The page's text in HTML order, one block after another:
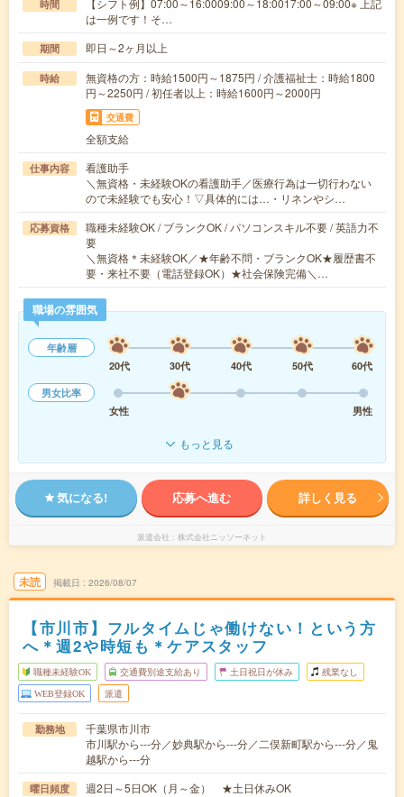
時間
【シフト例】07:00～16:0009:00～18:0017:00～09:00※ 上記
は一例です！そ…
期間 即日～2ヶ月以上
時給
無資格の方：時給1500円～1875円 / 介護福祉士：時給1800
円～2250円 / 初任者以上：時給1600円～2000円
交通費
全額支給
仕事内容
看護助手
＼無資格・未経験OKの看護助手／医療行為は一切行わない
ので未経験でも安心！▽具体的には…・リネンやシ…
応募資格
職種未経験OK / ブランクOK / パソコンスキル不要 / 英語力不
要
＼無資格＊未経験OK／★年齢不問・ブランクOK★履歴書不
要・来社不要（電話登録OK）★社会保険完備＼…
職場の雰囲気
年齢層
20代
30代 40代 50代
60代
男女比率
女性
男性
もっと見る
気になる! 応募へ進む 詳しく見る
派遣会社 株式会社ニッソーネット
未読 掲載日 2026/08/07
【市川市】フルタイムじゃ働けない！という方
へ＊週2や時短も＊ケアスタッフ
職種未経験OK 交通費別途支給あり 土日祝日が休み 残業なし
WEB登録OK 派遣
勤務地
千葉県市川市
市川駅から---分／妙典駅から---分／二俣新町駅から---分／鬼
越駅から---分
曜日頻度 週2日～5日OK（月～金） ★土日休みOK